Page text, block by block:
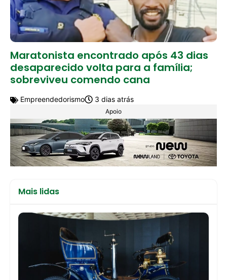
Maratonista encontrado após 43 dias
desaparecido volta para a família;
sobreviveu comendo cana
Empreendedorismo 3 dias atrás
Apoio
Mais lidas